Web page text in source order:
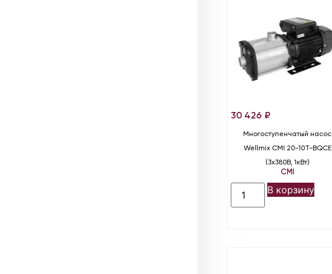
30 426 ₽
Многоступенчатый насос
Wellmix CMI 20-10T-BQCE
(3х380В, 1кВт)
CMI
В корзину